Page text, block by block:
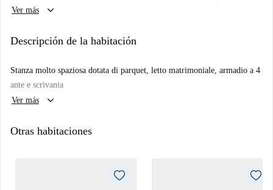
Ver más
keyboard_arrow_down
Descripción de la habitación
Stanza molto spaziosa dotata di parquet, letto matrimoniale, armadio a 4
ante e scrivania
Ver más
keyboard_arrow_down
Otras habitaciones